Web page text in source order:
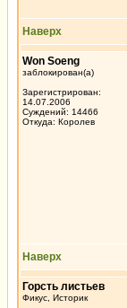
Наверх
Won Soeng
заблокирован(а)
Зарегистрирован:
14.07.2006
Суждений: 14466
Откуда: Королев
Наверх
Горсть листьев
Фикус, Историк